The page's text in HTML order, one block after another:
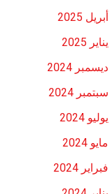
أبريل 2025
يناير 2025
ديسمبر 2024
سبتمبر 2024
يوليو 2024
مايو 2024
فبراير 2024